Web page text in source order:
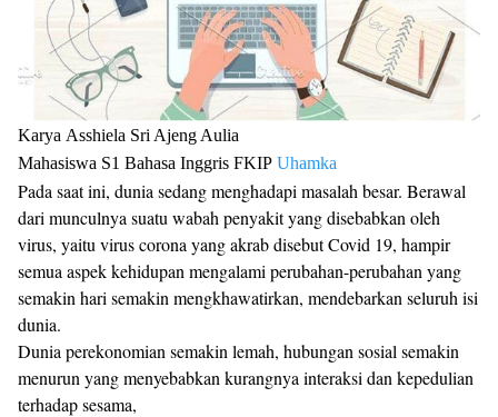
Karya Asshiela Sri Ajeng Aulia
Mahasiswa S1 Bahasa Inggris FKIP Uhamka
Pada saat ini, dunia sedang menghadapi masalah besar. Berawal
dari munculnya suatu wabah penyakit yang disebabkan oleh
virus, yaitu virus corona yang akrab disebut Covid 19, hampir
semua aspek kehidupan mengalami perubahan-perubahan yang
semakin hari semakin mengkhawatirkan, mendebarkan seluruh isi
dunia.
Dunia perekonomian semakin lemah, hubungan sosial semakin
menurun yang menyebabkan kurangnya interaksi dan kepedulian
terhadap sesama,